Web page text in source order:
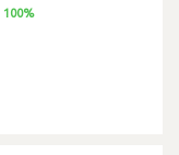
100%